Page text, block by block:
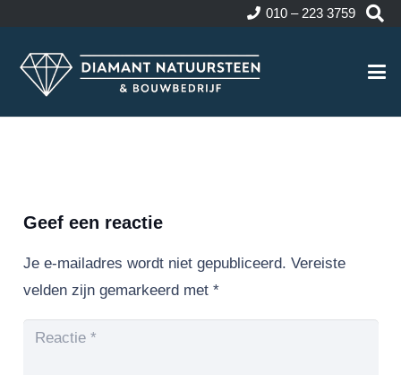
010 – 223 3759
Geef een reactie
Je e-mailadres wordt niet gepubliceerd. Vereiste
velden zijn gemarkeerd met *